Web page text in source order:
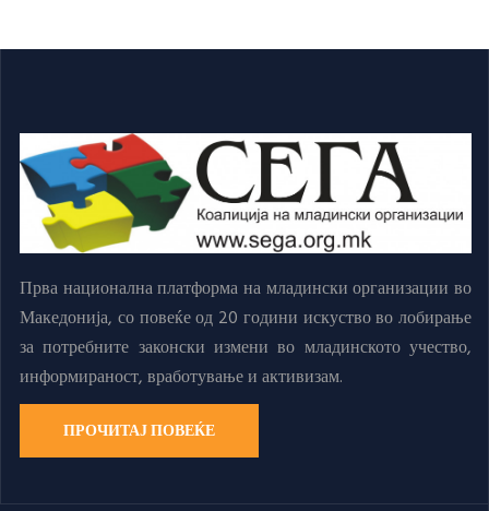
Прва национална платформа на младински организации во
Македонија, со повеќе од 20 години искуство во лобирање
за потребните законски измени во младинското учество,
информираност, вработување и активизам.
ПРОЧИТАЈ ПОВЕЌЕ